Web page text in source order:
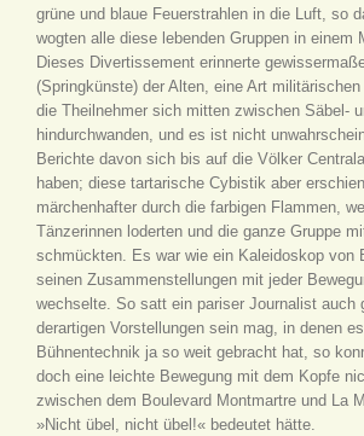
grüne und blaue Feuerstrahlen in die Luft, so
wogten alle diese lebenden Gruppen in einem
Dieses Divertissement erinnerte
(Springkünste) der Alten, eine Art
die Theilnehmer sich mitten zwischen Säbel-
hindurchwanden, und es ist nicht
Berichte davon sich bis auf die Völker
haben; diese tartarische Cybistik aber
märchenhafter durch die farbigen Flammen,
Tänzerinnen loderten und die ganze Gruppe
schmückten. Es war wie ein Kaleidoskop von
seinen Zusammenstellungen mit jeder
wechselte. So satt ein pariser Journalist auch
derartigen Vorstellungen sein mag, in denen
Bühnentechnik ja so weit gebracht hat, so
doch eine leichte Bewegung mit dem Kopfe
zwischen dem Boulevard Montmartre und La
»Nicht übel, nicht übel!« bedeutet hätte.